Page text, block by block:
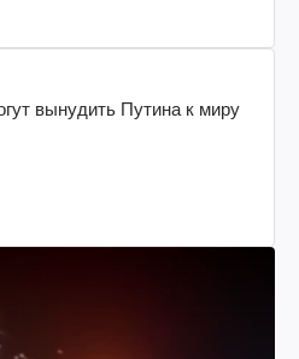
вынудить Путина к миру